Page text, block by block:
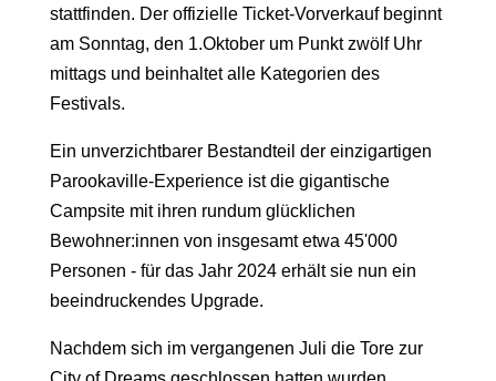
stattfinden. Der offizielle Ticket-Vorverkauf beginnt
am Sonntag, den 1.Oktober um Punkt zwölf Uhr
mittags und beinhaltet alle Kategorien des
Festivals.
Ein unverzichtbarer Bestandteil der einzigartigen
Parookaville-Experience ist die gigantische
Campsite mit ihren rundum glücklichen
Bewohner:innen von insgesamt etwa 45'000
Personen - für das Jahr 2024 erhält sie nun ein
beeindruckendes Upgrade.
Nachdem sich im vergangenen Juli die Tore zur